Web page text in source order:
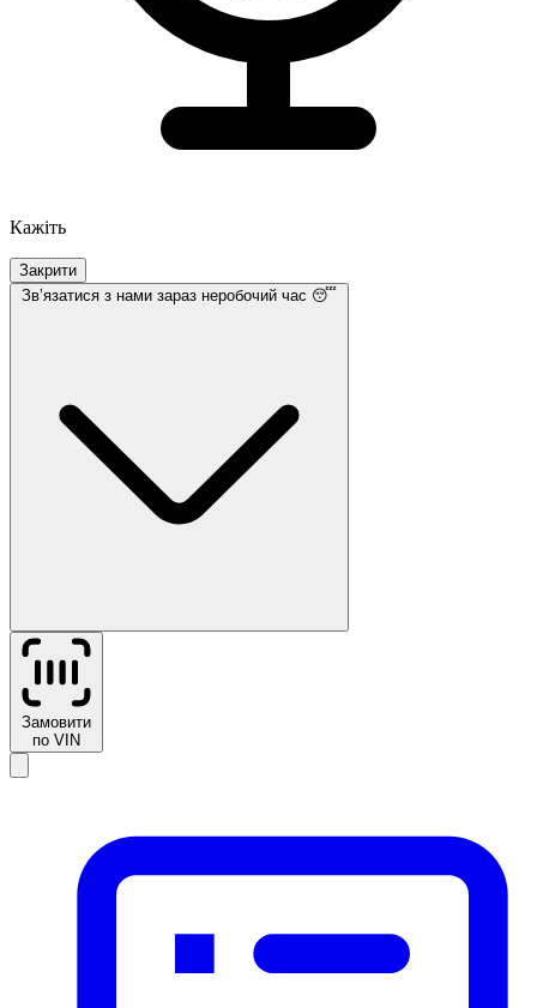
Кажіть
Закрити
Звʼязатися з нами зараз неробочий час 😴
Замовити
по VIN